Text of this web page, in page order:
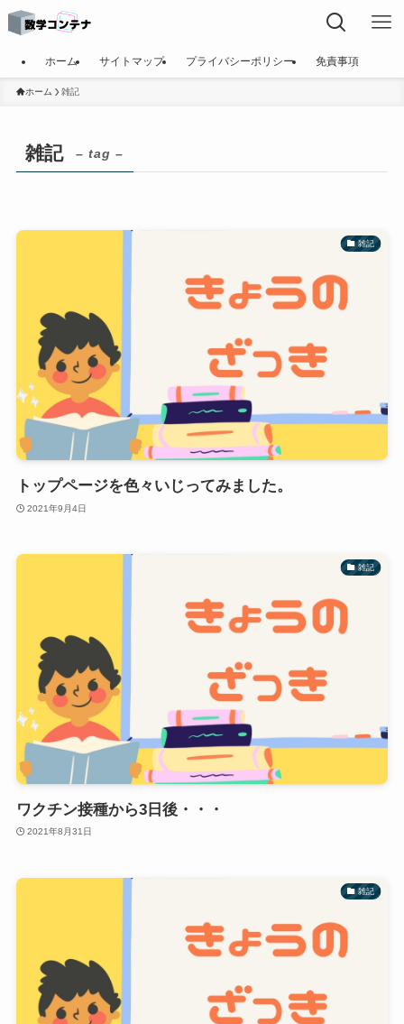
ホーム サイトマップ プライバシーポリシー 免責事項
ホーム 雑記
雑記 – tag –
雑記
トップページを色々いじってみました。
2021年9月4日
雑記
ワクチン接種から3日後・・・
2021年8月31日
雑記